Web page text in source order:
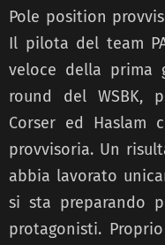
Pole position
Il pilota del team
veloce della prima
round del WSBK,
Corser ed Haslam
provvisoria. Un
abbia lavorato
si sta preparando
protagonisti.